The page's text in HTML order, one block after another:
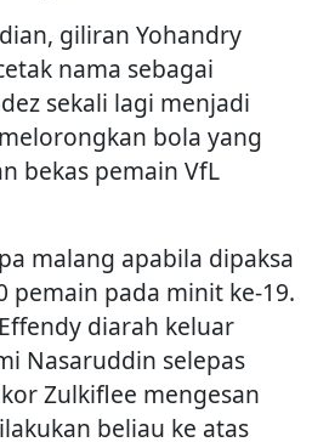
giliran Yohandry
nama sebagai
sekali lagi menjadi
bola yang
bekas pemain VfL
malang apabila dipaksa
pemain pada minit ke-19.
diarah keluar
Nasaruddin selepas
Zulkiflee mengesan
beliau ke atas